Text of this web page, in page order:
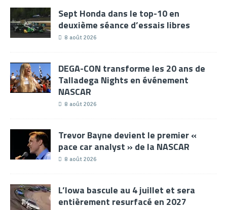
Sept Honda dans le top-10 en
deuxième séance d’essais libres
8 août 2026
DEGA-CON transforme les 20 ans de
Talladega Nights en événement
NASCAR
8 août 2026
Trevor Bayne devient le premier «
pace car analyst » de la NASCAR
8 août 2026
L’Iowa bascule au 4 juillet et sera
entièrement resurfacé en 2027